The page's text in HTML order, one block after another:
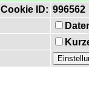
Cookie ID: 996562